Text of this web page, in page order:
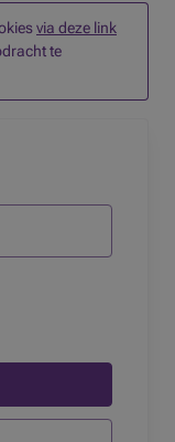
via deze link
te